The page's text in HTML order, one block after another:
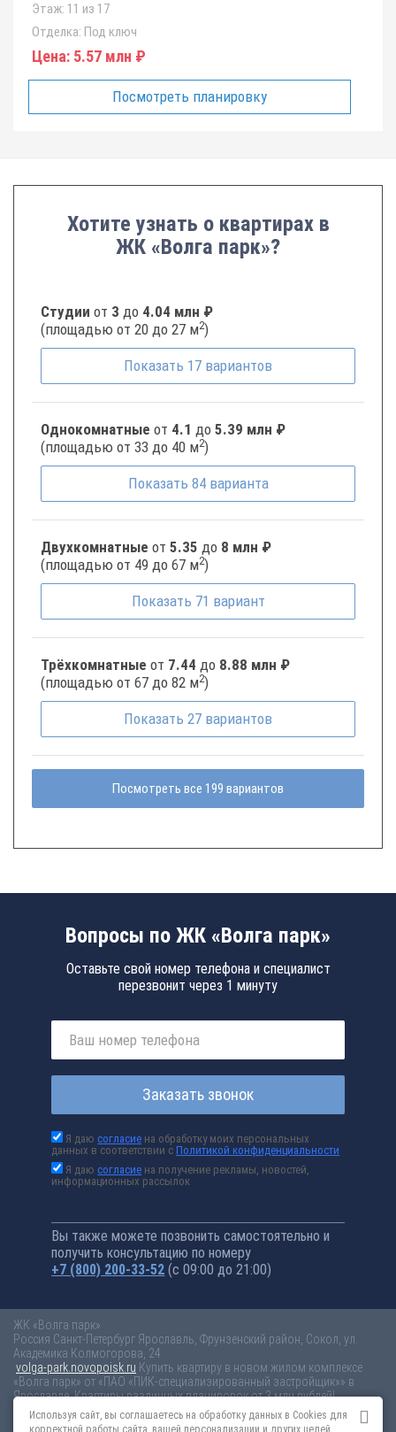
Этаж: 11 из 17
Отделка: Под ключ
Цена: 5.57 млн ₽
Посмотреть планировку
Хотите узнать о квартирах в
ЖК «Волга парк»?
Студии от 3 до 4.04 млн ₽
(площадью от 20 до 27 м2)
Показать 17 вариантов
Однокомнатные от 4.1 до 5.39 млн ₽
(площадью от 33 до 40 м2)
Показать 84 варианта
Двухкомнатные от 5.35 до 8 млн ₽
(площадью от 49 до 67 м2)
Показать 71 вариант
Трёхкомнатные от 7.44 до 8.88 млн ₽
(площадью от 67 до 82 м2)
Показать 27 вариантов
Посмотреть все 199 вариантов
Вопросы по ЖК «Волга парк»
Оставьте свой номер телефона и специалист
перезвонит через 1 минуту
Заказать звонок
Я даюсогласие на обработку моих персональных
данных в соответствии сПолитикой конфиденциальности
Я даюсогласие на получение рекламы, новостей,
информационных рассылок
Вы также можете позвонить самостоятельно и
получить консультацию по номеру
+7 (800) 200-33-52 (с 09:00 до 21:00)
ЖК «Волга парк»
Россия Санкт-Петербург Ярославль, Фрунзенский район, Сокол, ул.
Академика Колмогорова, 24
volga-park.novopoisk.ru Купить квартиру в новом жилом комплексе
«Волга парк» от «ПАО «ПИК-специализированный застройщик»» в
Ярославле. Квартиры различных планировок от 3 млн рублей!
Новостройки Санкт-ПетербургаНовостройки Москвы
Используя сайт, вы соглашаетесь на обработку данных в Cookies для
корректной работы сайта, вашей персонализации и других целей,